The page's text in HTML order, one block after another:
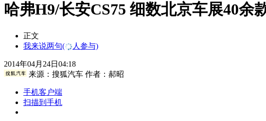
哈弗H9/长安CS75 细数北京车展40余
正文
我来说两句( 人参与)
2014年04月24日04:18
来源： 搜狐汽车作者：郝昭
手机客户端
扫描到手机